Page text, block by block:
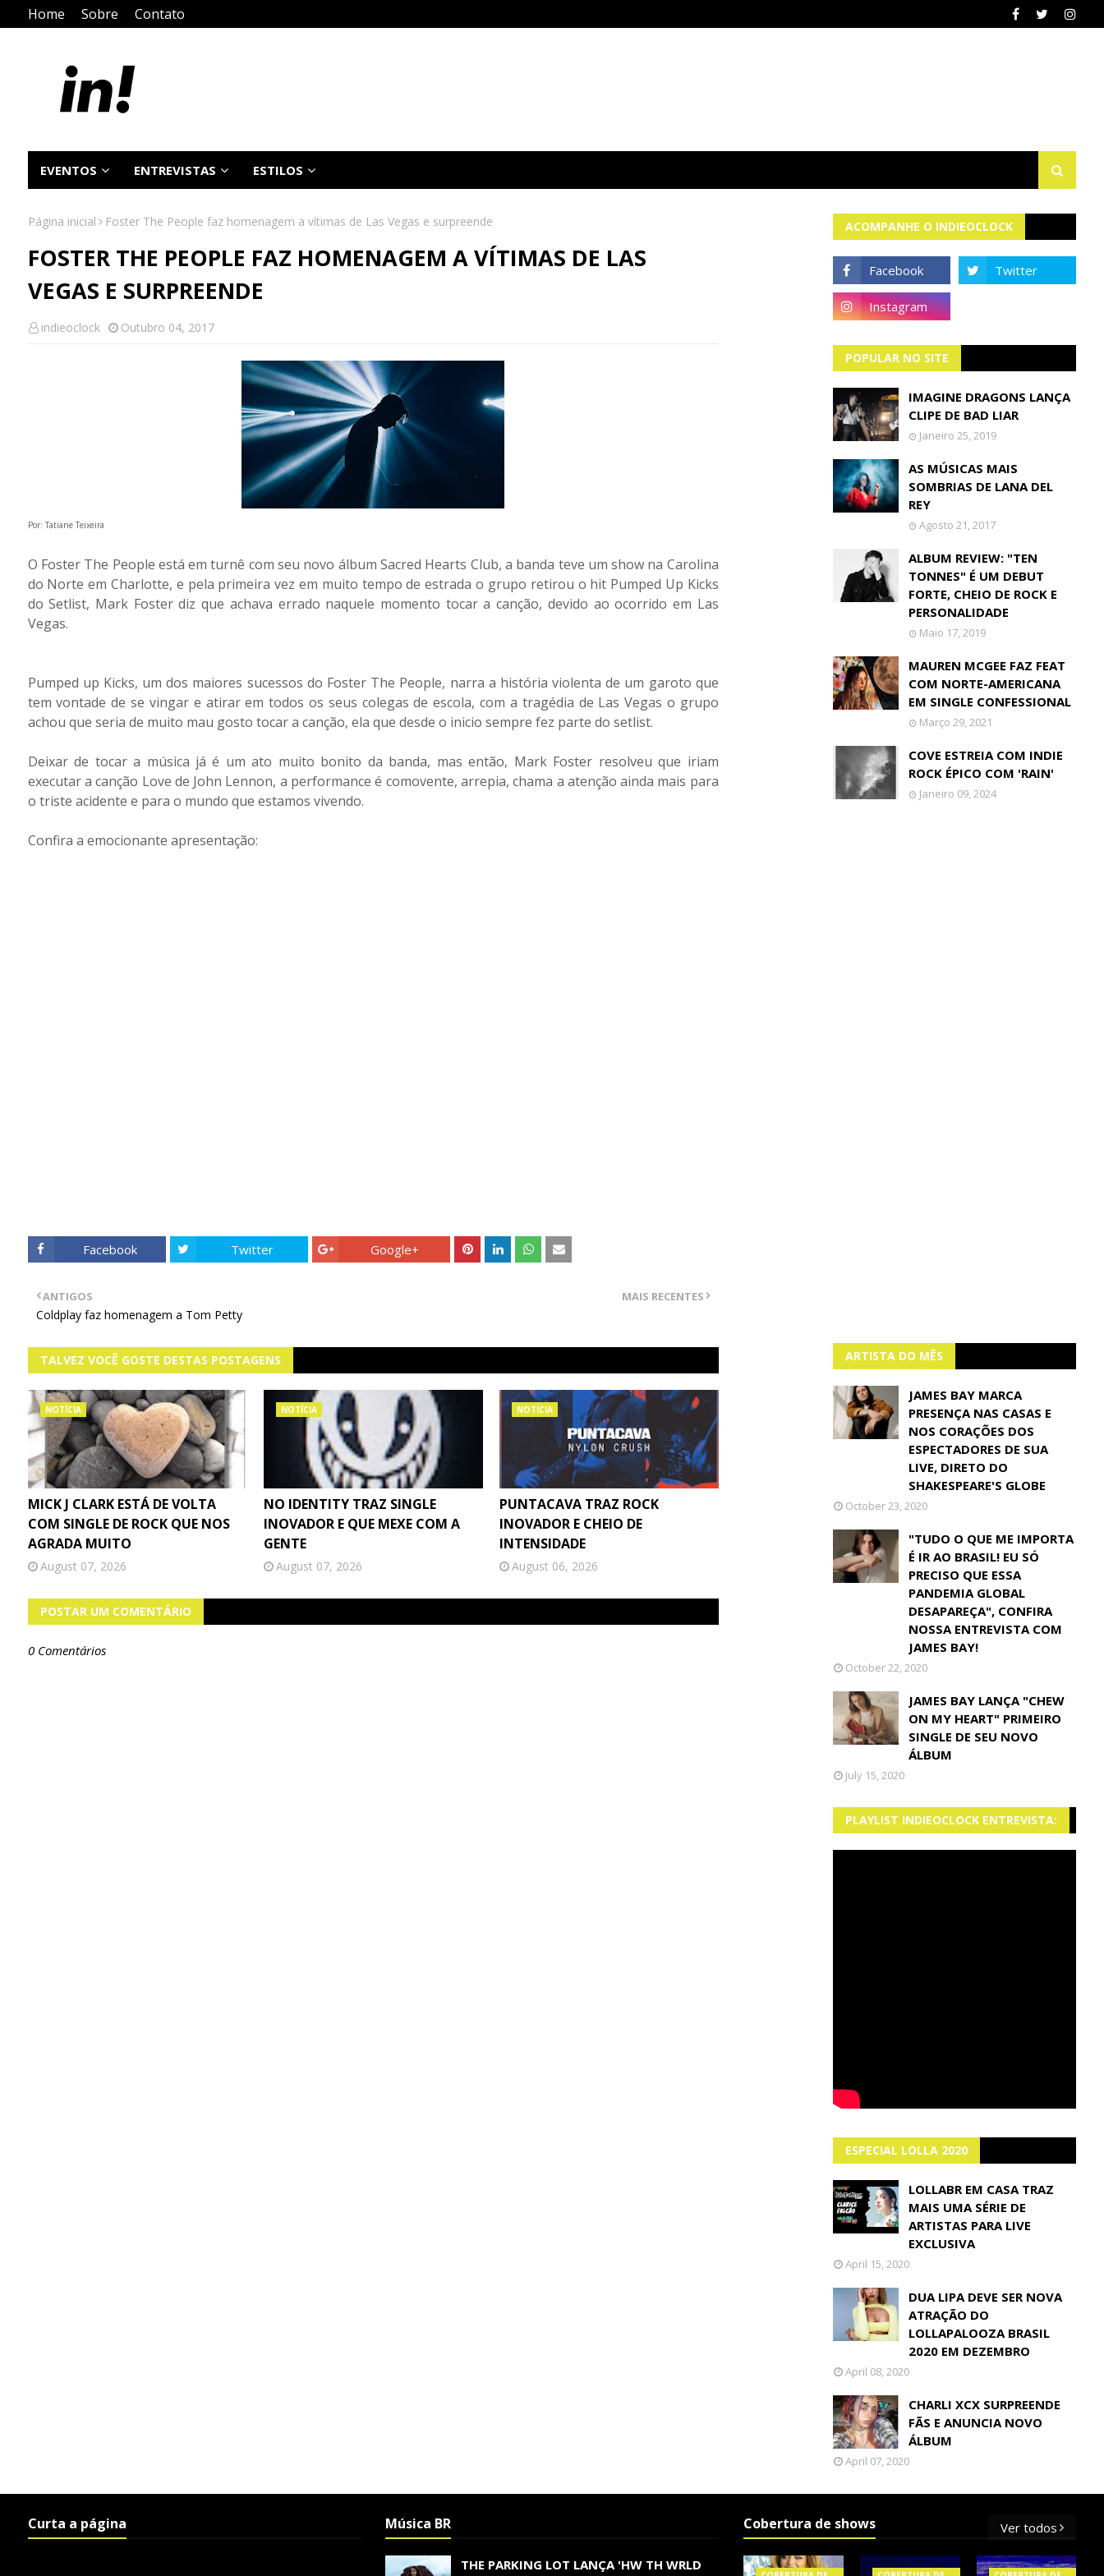
Home Sobre Contato
EVENTOS ENTREVISTAS ESTILOS
Página inicial Foster The People faz homenagem a vítimas de Las Vegas e surpreende
FOSTER THE PEOPLE FAZ HOMENAGEM A VÍTIMAS DE LAS
VEGAS E SURPREENDE
indieoclock Outubro 04, 2017
Por: Tatiane Teixeira
O Foster The People está em turnê com seu novo álbum Sacred Hearts Club, a banda teve um show na Carolina
do Norte em Charlotte, e pela primeira vez em muito tempo de estrada o grupo retirou o hit Pumped Up Kicks
do Setlist, Mark Foster diz que achava errado naquele momento tocar a canção, devido ao ocorrido em Las
Vegas.
Pumped up Kicks, um dos maiores sucessos do Foster The People, narra a história violenta de um garoto que
tem vontade de se vingar e atirar em todos os seus colegas de escola, com a tragédia de Las Vegas o grupo
achou que seria de muito mau gosto tocar a canção, ela que desde o inicio sempre fez parte do setlist.
Deixar de tocar a música já é um ato muito bonito da banda, mas então, Mark Foster resolveu que iriam
executar a canção Love de John Lennon, a performance é comovente, arrepia, chama a atenção ainda mais para
o triste acidente e para o mundo que estamos vivendo.
Confira a emocionante apresentação:
Facebook Twitter Google+
MAIS RECENTES
ANTIGOS
Coldplay faz homenagem a Tom Petty
TALVEZ VOCÊ GOSTE DESTAS POSTAGENS
NOTÍCIA
MICK J CLARK ESTÁ DE VOLTA
COM SINGLE DE ROCK QUE NOS
AGRADA MUITO
August 07, 2026
NOTÍCIA
NO IDENTITY TRAZ SINGLE
INOVADOR E QUE MEXE COM A
GENTE
August 07, 2026
NOTÍCIA
PUNTACAVA TRAZ ROCK
INOVADOR E CHEIO DE
INTENSIDADE
August 06, 2026
POSTAR UM COMENTÁRIO
0 Comentários
ACOMPANHE O INDIEOCLOCK
POPULAR NO SITE
IMAGINE DRAGONS LANÇA
CLIPE DE BAD LIAR
Janeiro 25, 2019
AS MÚSICAS MAIS
SOMBRIAS DE LANA DEL
REY
Agosto 21, 2017
ALBUM REVIEW: "TEN
TONNES" É UM DEBUT
FORTE, CHEIO DE ROCK E
PERSONALIDADE
Maio 17, 2019
MAUREN MCGEE FAZ FEAT
COM NORTE-AMERICANA
EM SINGLE CONFESSIONAL
Março 29, 2021
COVE ESTREIA COM INDIE
ROCK ÉPICO COM 'RAIN'
Janeiro 09, 2024
ARTISTA DO MÊS
JAMES BAY MARCA
PRESENÇA NAS CASAS E
NOS CORAÇÕES DOS
ESPECTADORES DE SUA
LIVE, DIRETO DO
SHAKESPEARE'S GLOBE
October 23, 2020
"TUDO O QUE ME IMPORTA
É IR AO BRASIL! EU SÓ
PRECISO QUE ESSA
PANDEMIA GLOBAL
DESAPAREÇA", CONFIRA
NOSSA ENTREVISTA COM
JAMES BAY!
October 22, 2020
JAMES BAY LANÇA "CHEW
ON MY HEART" PRIMEIRO
SINGLE DE SEU NOVO
ÁLBUM
July 15, 2020
PLAYLIST INDIEOCLOCK ENTREVISTA:
ESPECIAL LOLLA 2020
LOLLABR EM CASA TRAZ
MAIS UMA SÉRIE DE
ARTISTAS PARA LIVE
EXCLUSIVA
April 15, 2020
DUA LIPA DEVE SER NOVA
ATRAÇÃO DO
LOLLAPALOOZA BRASIL
2020 EM DEZEMBRO
April 08, 2020
CHARLI XCX SURPREENDE
FÃS E ANUNCIA NOVO
ÁLBUM
April 07, 2020
Curta a página Música BR
THE PARKING LOT LANÇA 'HW TH WRLD
Cobertura de shows Ver todos